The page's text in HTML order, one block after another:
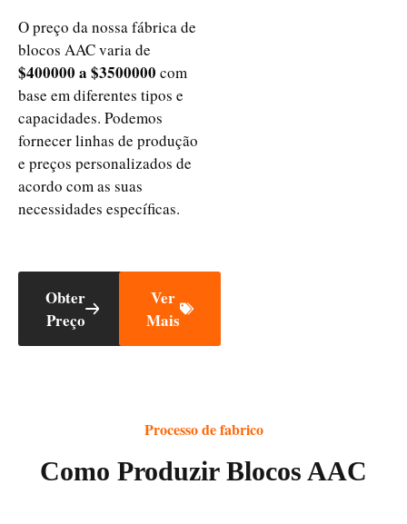
O preço da nossa fábrica de
blocos AAC varia de
$400000 a $3500000 com
base em diferentes tipos e
capacidades. Podemos
fornecer linhas de produção
e preços personalizados de
acordo com as suas
necessidades específicas.
Obter
Preço
Ver
Mais
Processo de fabrico
Como Produzir Blocos AAC